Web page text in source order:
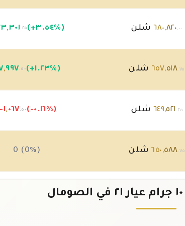
٦٨٠,٨٢٠.٠٠ شلن ,٣٠١ .٢٥ (+٣.٥٤%)
٦٥٧,٥١٨.٧٥ شلن ,٩٩٧ .٥٠ (+١.٢٣%)
٦٤٩,٥٢١.٢٥ شلن -١,٠٦٧ .٥٠ (-٠.١٦%)
٦٥٠,٥٨٨.٧٥ شلن 0 (0%)
٦٥٠ ,٥٨٨ .٧٥ شلن (-٠.٠٤%)